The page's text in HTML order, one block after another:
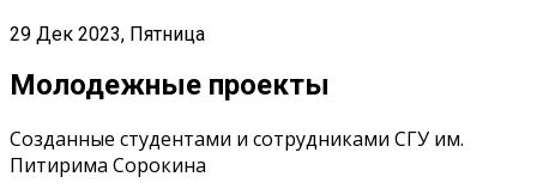
29 Дек 2023, Пятница
Молодежные проекты
Созданные студентами и сотрудниками СГУ им.
Питирима Сорокина